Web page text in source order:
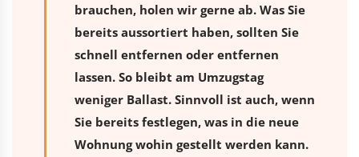
brauchen, holen wir gerne ab. Was Sie
bereits aussortiert haben, sollten Sie
schnell entfernen oder entfernen
lassen. So bleibt am Umzugstag
weniger Ballast. Sinnvoll ist auch, wenn
Sie bereits festlegen, was in die neue
Wohnung wohin gestellt werden kann.